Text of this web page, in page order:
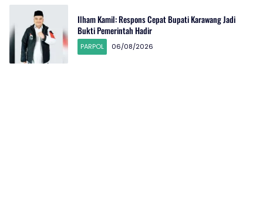
Ilham Kamil: Respons Cepat Bupati Karawang Jadi
Bukti Pemerintah Hadir
PARPOL 06/08/2026